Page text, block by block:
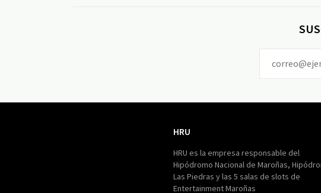
HRU
HRU es la empresa responsable del
Hipódromo Nacional de Maroñas,
Las Piedras y las 5 salas de slots de
Entertainment Maroñas